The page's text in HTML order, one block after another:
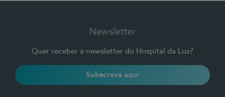
Newsletter
Quer receber a newsletter do Hospital da Luz?
Subscreva aqui